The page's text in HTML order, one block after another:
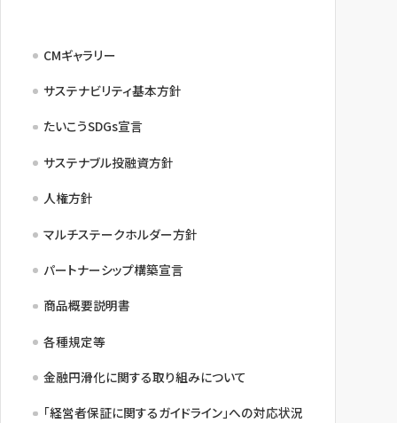
CMギャラリー
サステナビリティ基本方針
たいこうSDGs宣言
サステナブル投融資方針
人権方針
マルチステークホルダー方針
パートナーシップ構築宣言
商品概要説明書
各種規定等
金融円滑化に関する取り組みについて
「経営者保証に関するガイドライン」への対応状況